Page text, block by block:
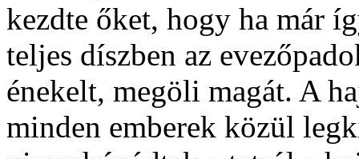
kezdte őket, hogy ha már
teljes díszben az
énekelt, megöli magát. A
minden emberek közül